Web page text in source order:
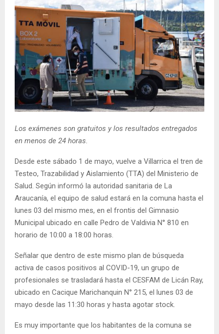
M
N
ULos exámenes son gratuitos y los resultados entregados
en menos de 24 horas.
Desde este sábado 1 de mayo, vuelve a Villarrica el tren de
Testeo, Trazabilidad y Aislamiento (TTA) del Ministerio de
Salud. Según informó la autoridad sanitaria de La
Araucanía, el equipo de salud estará en la comuna hasta el
lunes 03 del mismo mes, en el frontis del Gimnasio
Municipal ubicado en calle Pedro de Valdivia N° 810 en
horario de 10:00 a 18:00 horas.
Señalar que dentro de este mismo plan de búsqueda
activa de casos positivos al COVID-19, un grupo de
profesionales se trasladará hasta el CESFAM de Licán Ray,
ubicado en Cacique Marichanquin N° 215, el lunes 03 de
mayo desde las 11:30 horas y hasta agotar stock.
Es muy importante que los habitantes de la comuna se